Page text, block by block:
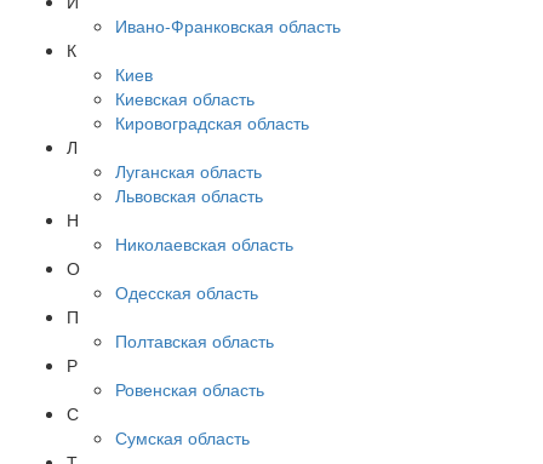
Ивано-Франковская область
К
Киев
Киевская область
Кировоградская область
Л
Луганская область
Львовская область
Н
Николаевская область
О
Одесская область
П
Полтавская область
Р
Ровенская область
С
Сумская область